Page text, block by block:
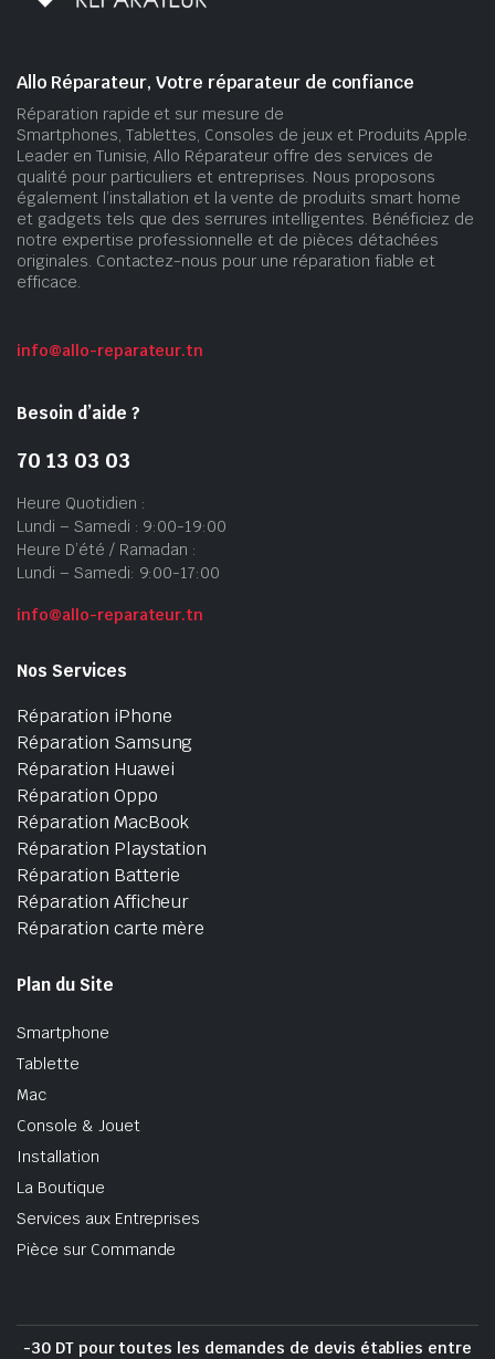
Allo Réparateur, Votre réparateur de confiance
Réparation rapide et sur mesure de
Smartphones, Tablettes, Consoles de jeux et Produits Apple.
Leader en Tunisie, Allo Réparateur offre des services de
qualité pour particuliers et entreprises. Nous proposons
également l’installation et la vente de produits smart home
et gadgets tels que des serrures intelligentes. Bénéficiez de
notre expertise professionnelle et de pièces détachées
originales. Contactez-nous pour une réparation fiable et
efficace.
info@allo-reparateur.tn
Besoin d’aide ?
70 13 03 03
Heure Quotidien :
Lundi – Samedi : 9:00-19:00
Heure D’été / Ramadan :
Lundi – Samedi: 9:00-17:00
info@allo-reparateur.tn
Nos Services
Réparation iPhone
Réparation Samsung
Réparation Huawei
Réparation Oppo
Réparation MacBook
Réparation Playstation
Réparation Batterie
Réparation Afficheur
Réparation carte mère
Plan du Site
Smartphone
Tablette
Mac
Console & Jouet
Installation
La Boutique
Services aux Entreprises
Pièce sur Commande
-30 DT pour toutes les demandes de devis établies entre